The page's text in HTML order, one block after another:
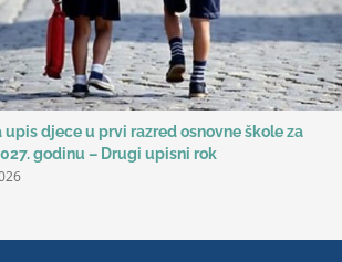
upis djece u prvi razred osnovne škole za
godinu – Drugi upisni rok